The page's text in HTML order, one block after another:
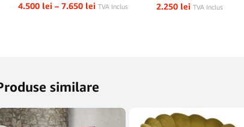
4.500 lei – 7.650 lei TVA Inclus 2.250 lei TVA Inclus
similare